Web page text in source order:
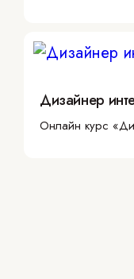
Дизайнер
Онлайн курс